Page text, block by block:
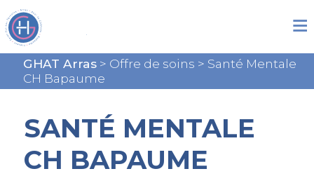
GHAT Arras> Offre de soins > Santé Mentale
CH Bapaume
SANTÉ MENTALE
CH BAPAUME